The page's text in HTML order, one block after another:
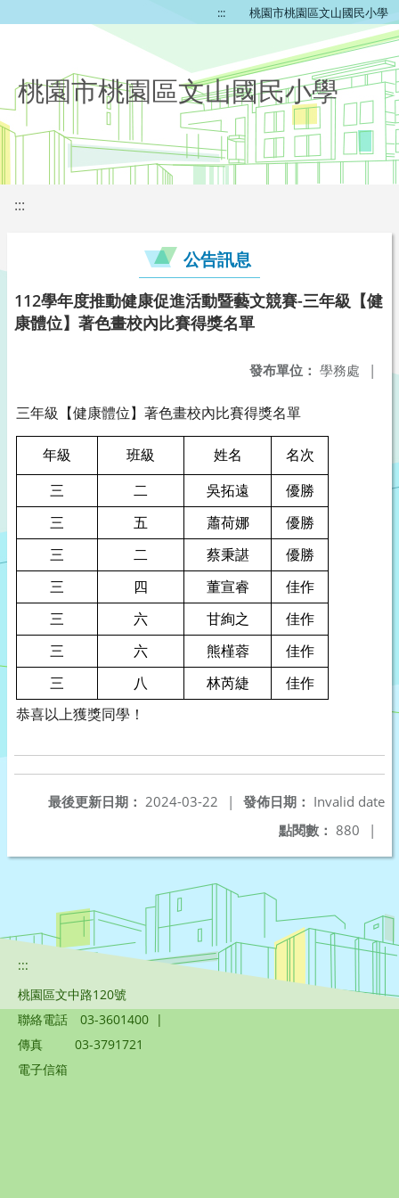
::: 桃園市桃園區文山國民小學
桃園市桃園區文山國民小學
:::
公告訊息
112學年度推動健康促進活動暨藝文競賽-三年級【健
康體位】著色畫校內比賽得獎名單
發布單位： 學務處 |
三年級【健康體位】著色畫校內比賽得獎名單
年級 班級 姓名 名次
三 二 吳拓遠 優勝
三 五 蕭荷娜 優勝
三 二 蔡秉諶 優勝
三 四 董宣睿 佳作
三 六 甘絢之 佳作
三 六 熊槿蓉 佳作
三 八 林芮緁 佳作
恭喜以上獲獎同學！
發佈日期： Invalid date
最後更新日期： 2024-03-22
|
點閱數： 880 |
:::
桃園區文中路120號
聯絡電話
03-3601400 |
傳真
03-3791721
電子信箱